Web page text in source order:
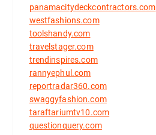
panamacitydeckcontractors.com
westfashions.com
toolshandy.com
travelstager.com
trendinspires.com
rannyephul.com
reportradar360.com
swaggyfashion.com
taraftariumtv10.com
questionquery.com